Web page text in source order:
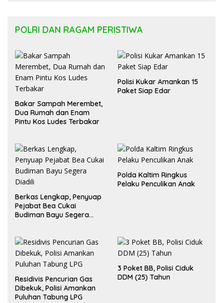
POLRI DAN RAGAM PERISTIWA
Bakar Sampah Merembet,
Dua Rumah dan Enam
Pintu Kos Ludes Terbakar
Polisi Kukar Amankan 15
Paket Siap Edar
Berkas Lengkap, Penyuap
Pejabat Bea Cukai
Budiman Bayu Segera
Polda Kaltim Ringkus
Pelaku Penculikan Anak
Residivis Pencurian Gas
Dibekuk, Polisi Amankan
Puluhan Tabung LPG
3 Poket BB, Polisi Ciduk
DDM (25) Tahun